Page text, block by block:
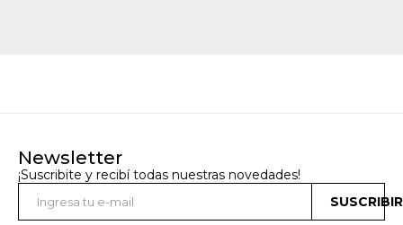
Newsletter
¡Suscribite y recibí todas nuestras novedades!